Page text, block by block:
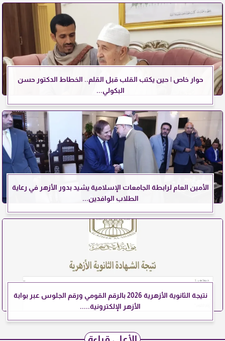
حوار خاص | حين يكتب القلب قبل القلم.. الخطاط الدكتور حسن
البكولي...
الأمين العام لرابطة الجامعات الإسلامية يشيد بدور الأزهر في رعاية
الطلاب الوافدين...
نتيجة الثانوية الأزهرية 2026 بالرقم القومي ورقم الجلوس عبر بوابة
الأزهر الإلكترونية.....